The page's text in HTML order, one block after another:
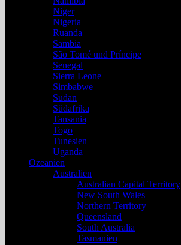
Niger
Nigeria
Ruanda
Sambia
São Tomé und Príncipe
Senegal
Sierra Leone
Simbabwe
Sudan
Südafrika
Tansania
Togo
Tunesien
Uganda
Ozeanien
Australien
Australian Capital Territory
New South Wales
Northern Territory
Queensland
South Australia
Tasmanien